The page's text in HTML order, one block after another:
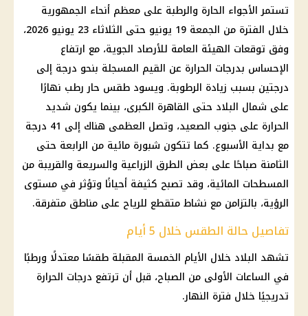
تستمر الأجواء الحارة والرطبة على معظم أنحاء الجمهورية
خلال الفترة من الجمعة 19 يونيو حتى الثلاثاء 23 يونيو 2026،
وفق توقعات الهيئة العامة للأرصاد الجوية، مع ارتفاع
الإحساس بدرجات الحرارة عن القيم المسجلة بنحو درجة إلى
درجتين بسبب زيادة الرطوبة. ويسود طقس حار رطب نهارًا
على شمال البلاد حتى القاهرة الكبرى، بينما يكون شديد
الحرارة على جنوب الصعيد، وتصل العظمى هناك إلى 41 درجة
مع بداية الأسبوع. كما تتكون شبورة مائية من الرابعة حتى
الثامنة صباحًا على بعض الطرق الزراعية والسريعة والقريبة من
المسطحات المائية، وقد تصبح كثيفة أحيانًا وتؤثر في مستوى
الرؤية، بالتزامن مع نشاط متقطع للرياح على مناطق متفرقة.
تفاصيل حالة الطقس خلال 5 أيام
تشهد البلاد خلال الأيام الخمسة المقبلة طقسًا معتدلًا ورطبًا
في الساعات الأولى من الصباح، قبل أن ترتفع درجات الحرارة
تدريجيًا خلال فترة النهار.